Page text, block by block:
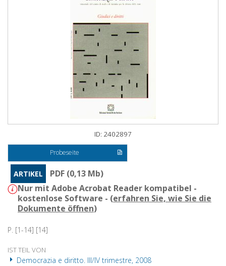
ID: 2402897
Probeseite
ARTIKEL
PDF (0,13 Mb)
Nur mit Adobe Acrobat Reader kompatibel -
kostenlose Software - (erfahren Sie, wie Sie die
Dokumente öffnen)
P. [1-14] [14]
IST TEIL VON
Democrazia e diritto. III/IV trimestre, 2008